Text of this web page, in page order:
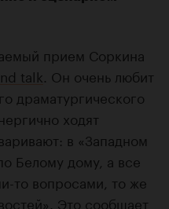
прием Соркина
talk. Он очень любит
драматургического
ходят
в «Западном
Белому дому, а все
то вопросами, то же
Это сообщает